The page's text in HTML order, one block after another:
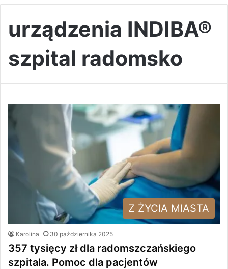
urządzenia INDIBA®
szpital radomsko
Z ŻYCIA MIASTA
Karolina 30 października 2025
357 tysięcy zł dla radomszczańskiego
szpitala. Pomoc dla pacjentów